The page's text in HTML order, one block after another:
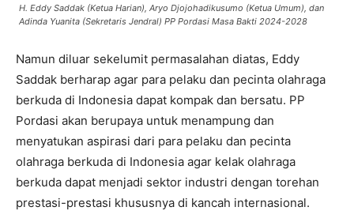
H. Eddy Saddak (Ketua Harian), Aryo Djojohadikusumo (Ketua Umum), dan
Adinda Yuanita (Sekretaris Jendral) PP Pordasi Masa Bakti 2024-2028
Namun diluar sekelumit permasalahan diatas, Eddy
Saddak berharap agar para pelaku dan pecinta olahraga
berkuda di Indonesia dapat kompak dan bersatu. PP
Pordasi akan berupaya untuk menampung dan
menyatukan aspirasi dari para pelaku dan pecinta
olahraga berkuda di Indonesia agar kelak olahraga
berkuda dapat menjadi sektor industri dengan torehan
prestasi-prestasi khususnya di kancah internasional.